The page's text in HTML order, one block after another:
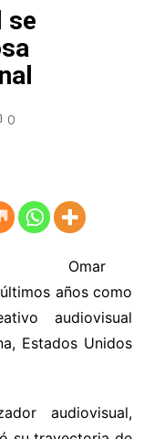
se
0
Omar
años como
audiovisual
Estados Unidos
audiovisual,